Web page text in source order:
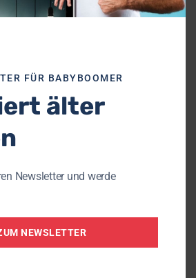
im
Älterwerden
FÜR BABYBOOMER
älter
Newsletter und werde
NEWSLETTER